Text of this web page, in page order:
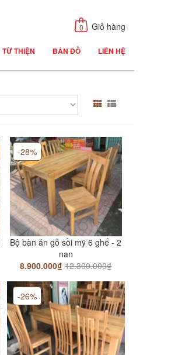
Giỏ hàng
0
TỪ THIỆN BẢN ĐỒ LIÊN HỆ
Bộ bàn ăn gỗ sồi mỹ 6 ghế - 2
nan
8.900.000₫ 12.300.000₫
-28%
-26%